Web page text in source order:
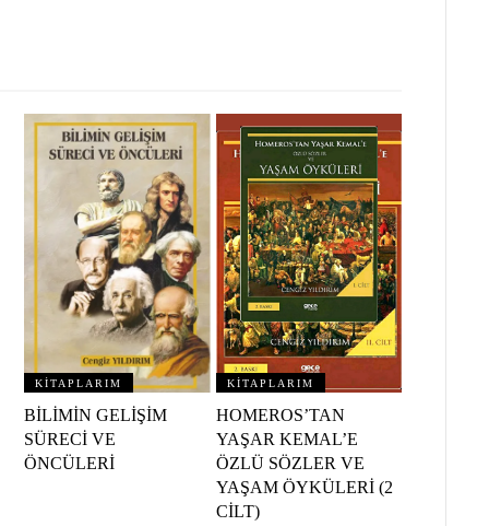
KİTAPLARIM
BİLİMİN GELİŞİM
SÜRECİ VE
ÖNCÜLERİ
KİTAPLARIM
HOMEROS’TAN
YAŞAR KEMAL’E
ÖZLÜ SÖZLER VE
YAŞAM ÖYKÜLERİ (2
CİLT)